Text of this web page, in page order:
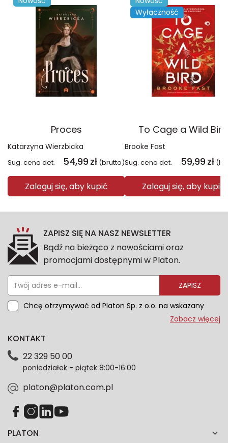
Proces
Katarzyna Wierzbicka
Sug. cena det. 54,99 zł (brutto)
Zaloguj się, aby kupić
Wyłączność
To Cage a Wild Bird
Brooke Fast
Sug. cena det. 59,99 zł
Zaloguj się, aby kupić
ZAPISZ SIĘ NA NASZ NEWSLETTER
Bądź na bieżąco z nowościami oraz
promocjami dostępnymi w Platon.
ZAPISZ
Chcę otrzymywać od Platon Sp. z o.o. na wskazany
przeze mnie adres e-mail informacje marketingowe
dotyczące danych osobowych znajdziesz w naszej
każdym czasie. Wycofanie zgody nie wpłynie na
zgodność z prawem przetwarzania dokonanego przed
Zobacz więcej
PLATON
KONTAKT
22 329 50 00
poniedziałek - piątek 8:00-16:00
platon@platon.com.pl